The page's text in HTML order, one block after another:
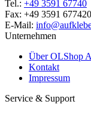
Tel.: +49 3591 67740
Fax: +49 3591 677420
E-Mail:
Unternehmen
Über OLShop
Kontakt
Impressum
Service & Support